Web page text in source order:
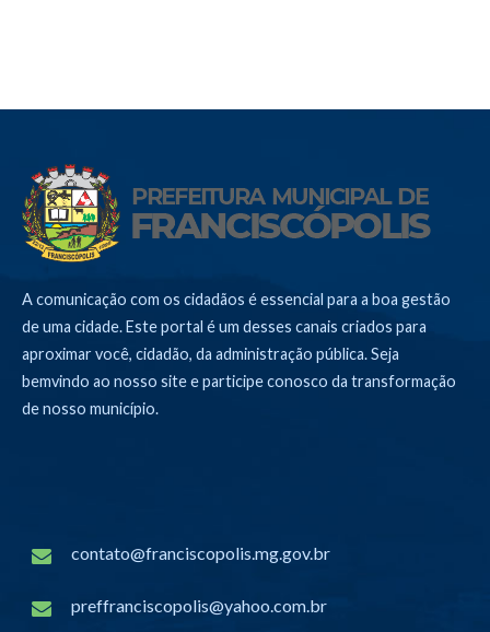
A comunicação com os cidadãos é essencial para a boa gestão
de uma cidade. Este portal é um desses canais criados para
aproximar você, cidadão, da administração pública. Seja
bemvindo ao nosso site e participe conosco da transformação
de nosso município.
contato@franciscopolis.mg.gov.br
preffranciscopolis@yahoo.com.br